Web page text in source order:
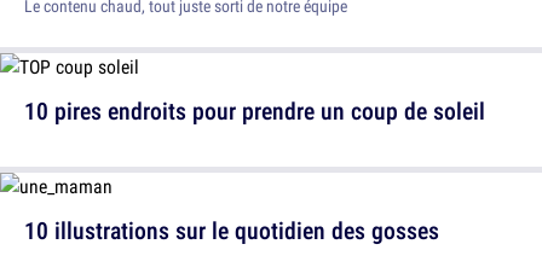
Le contenu chaud, tout juste sorti de notre équipe
10 pires endroits pour prendre un coup de soleil
10 illustrations sur le quotidien des gosses